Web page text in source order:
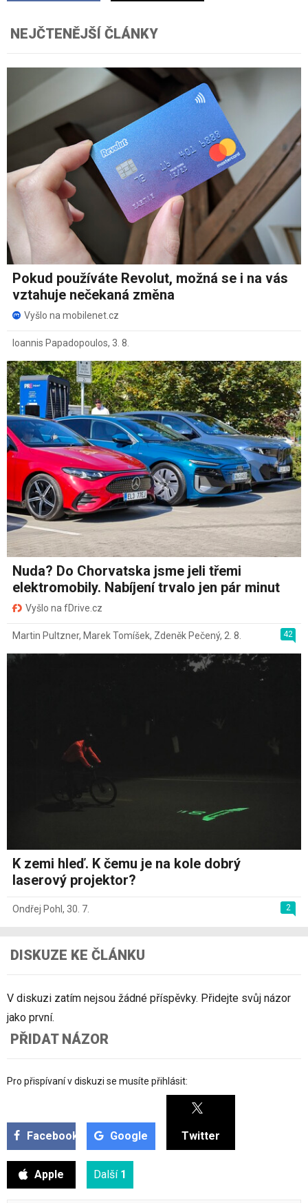
NEJČTENĚJŠÍ ČLÁNKY
Pokud používáte Revolut, možná se i na vás
vztahuje nečekaná změna
Vyšlo na mobilenet.cz
Ioannis Papadopoulos, 3. 8.
Nuda? Do Chorvatska jsme jeli třemi
elektromobily. Nabíjení trvalo jen pár minut
Vyšlo na fDrive.cz
42
Martin Pultzner, Marek Tomíšek, Zdeněk Pečený, 2. 8.
K zemi hleď. K čemu je na kole dobrý
laserový projektor?
2
Ondřej Pohl , 30. 7.
DISKUZE KE ČLÁNKU
V diskuzi zatím nejsou žádné příspěvky. Přidejte svůj názor
jako první.
PŘIDAT NÁZOR
Pro přispívaní v diskuzi se musíte přihlásit:
Facebook Google Twitter
Apple Další 1